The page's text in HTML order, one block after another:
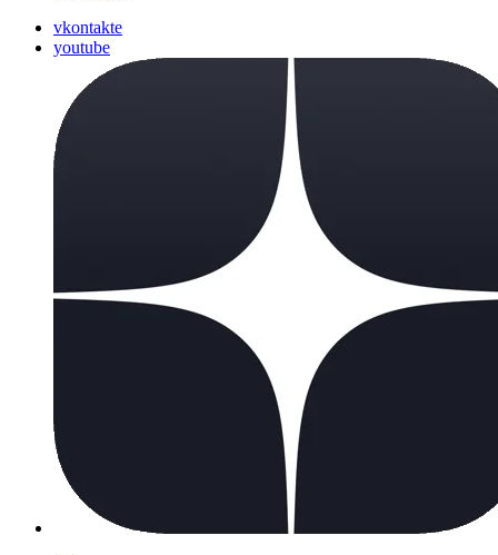
vkontakte
youtube